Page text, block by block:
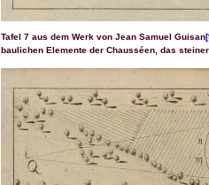
Tafel 7 aus dem Werk von Jean Samuel Guisan
baulichen Elemente der Chausséen, das